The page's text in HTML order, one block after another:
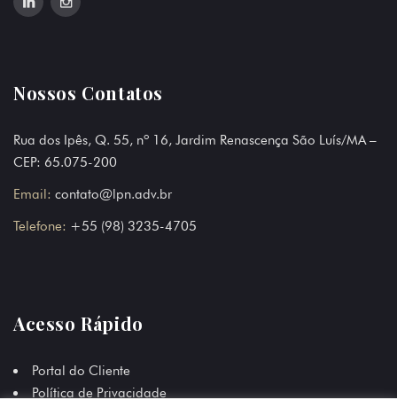
Nossos Contatos
Rua dos Ipês, Q. 55, nº 16, Jardim Renascença São Luís/MA –
CEP: 65.075-200
Email: contato@lpn.adv.br
Telefone: +55 (98) 3235-4705
Acesso Rápido
Portal do Cliente
Política de Privacidade